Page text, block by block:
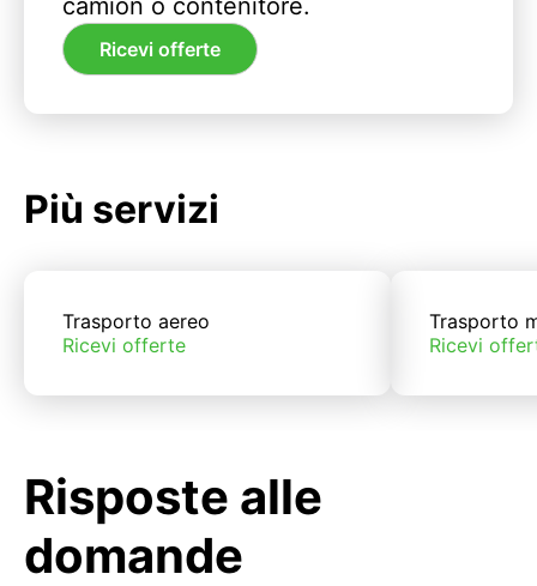
camion o contenitore.
Ricevi offerte
Più servizi
Trasporto aereo
Ricevi offerte
Trasporto
Ricevi
Risposte alle
domande